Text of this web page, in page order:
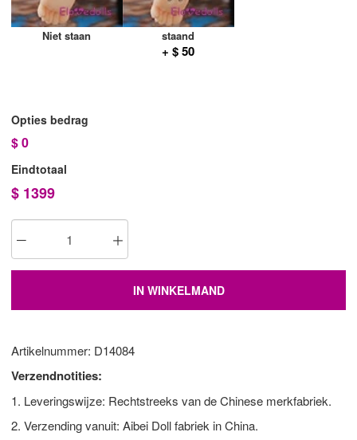
Niet staan staand
+ $ 50
Opties bedrag
$0
Eindtotaal
$ 1399
IN WINKELMAND
Artikelnummer: D14084
Verzendnotities:
1. Leveringswijze: Rechtstreeks van de Chinese merkfabriek.
2. Verzending vanuit: Aibei Doll fabriek in China.